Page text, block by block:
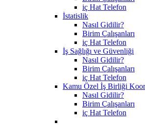
iç Hat Telefon
İstatislik
Nasıl Gidilir?
Birim Çalışanları
iç Hat Telefon
İş Sağlığı ve Güvenliği
Nasıl Gidilir?
Birim Çalışanları
iç Hat Telefon
Kamu Özel İş Birliği
Nasıl Gidilir?
Birim Çalışanları
iç Hat Telefon